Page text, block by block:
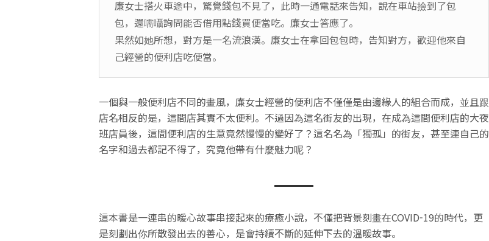
廉女士搭火車途中，驚覺錢包不見了，此時一通電話來告知，說在車站撿到了包
包，還嚅囁詢問能否借用點錢買便當吃。廉女士答應了。
果然如她所想，對方是一名流浪漢。廉女士在拿回包包時，告知對方，歡迎他來自
己經營的便利店吃便當。
一個與一般便利店不同的畫風，廉女士經營的便利店不僅僅是由邊緣人的組合而成，並且跟
店名相反的是，這間店其實不太便利。不過因為這名街友的出現，在成為這間便利店的大夜
班店員後，這間便利店的生意竟然慢慢的變好了？這名名為「獨孤」的街友，甚至連自己的
名字和過去都記不得了，究竟他帶有什麼魅力呢？
這本書是一連串的暖心故事串接起來的療癒小說，不僅把背景刻畫在COVID-19的時代，更
是刻劃出你所散發出去的善心，是會持續不斷的延伸下去的溫暖故事。